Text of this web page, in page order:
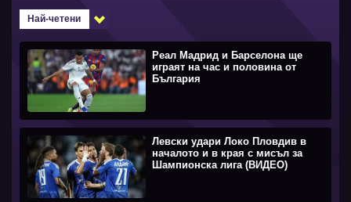
Най-четени
Реал Мадрид и Барселона ще
играят на час и половина от
България
Левски удари Локо Пловдив в
началото и в края с мисъл за
Шампионска лига (ВИДЕО)